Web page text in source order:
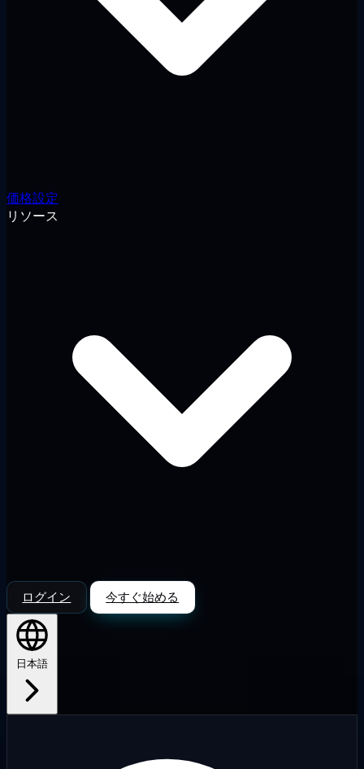
価格設定
リソース
ログイン 今すぐ始める
日本語